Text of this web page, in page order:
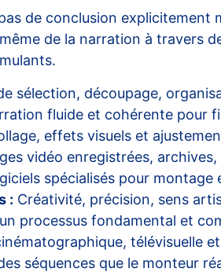
de conclusion explicitement
même de la narration à
sélection, découpage,
fluide et cohérente pour
effets visuels et
vidéo enregistrées,
spécialisés pour
: Créativité, précision, sens
processus fondamental et
télévisuelle
séquences que le monteur